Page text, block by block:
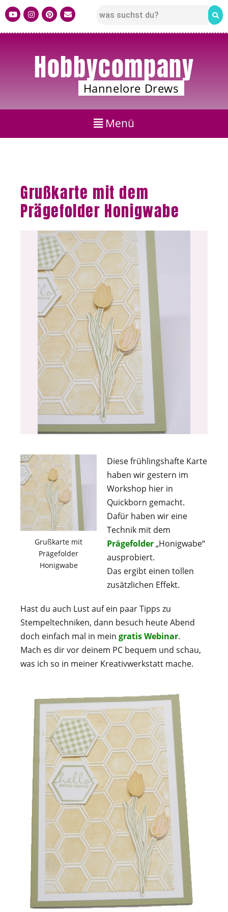
Hobbycompany
Hannelore Drews
Grußkarte mit dem
Prägefolder Honigwabe
Grußkarte mit
Prägefolder
Honigwabe
Diese frühlingshafte Karte
haben wir gestern im
Workshop hier in
Quickborn gemacht.
Dafür haben wir eine
Technik mit dem
Prägefolder„Honigwabe“
ausprobiert.
Das ergibt einen tollen
zusätzlichen Effekt.
Hast du auch Lust auf ein paar Tipps zu
Stempeltechniken, dann besuch heute Abend
doch einfach mal in mein gratis Webinar.
Mach es dir vor deinem PC bequem und schau,
was ich so in meiner Kreativwerkstatt mache.